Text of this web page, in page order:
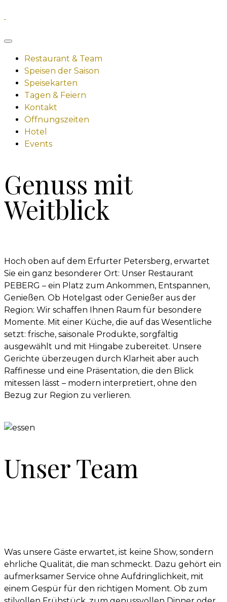
Restaurant & Team
Speisen der Saison
Speisekarten
Tagen & Feiern
Kontakt
Öffnungszeiten
Hotel
Events
Genuss mit
Weitblick
Hoch oben auf dem Erfurter Petersberg, erwartet
Sie ein ganz besonderer Ort: Unser Restaurant
PEBERG – ein Platz zum Ankommen, Entspannen,
Genießen. Ob Hotelgast oder Genießer aus der
Region: Wir schaffen Ihnen Raum für besondere
Momente. Mit einer Küche, die auf das Wesentliche
setzt: frische, saisonale Produkte, sorgfältig
ausgewählt und mit Hingabe zubereitet. Unsere
Gerichte überzeugen durch Klarheit aber auch
Raffinesse und eine Präsentation, die den Blick
mitessen lässt – modern interpretiert, ohne den
Bezug zur Region zu verlieren.
Unser Team
Was unsere Gäste erwartet, ist keine Show, sondern
ehrliche Qualität, die man schmeckt. Dazu gehört ein
aufmerksamer Service ohne Aufdringlichkeit, mit
einem Gespür für den richtigen Moment. Ob zum